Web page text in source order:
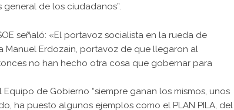
de los ciudadanos”.
señaló: «El portavoz socialista en la rueda de
Manuel Erdozain, portavoz de que llegaron al
no han hecho otra cosa que gobernar para
de Gobierno “siempre ganan los mismos, unos
ha puesto algunos ejemplos como el PLAN PILA, del